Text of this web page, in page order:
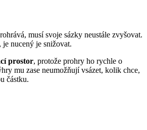
musí svoje sázky neustále zvyšovat.
je nucený je snižovat.
prostor, protože prohry ho rychle o
mu zase neumožňují vsázet, kolik chce,
částku.